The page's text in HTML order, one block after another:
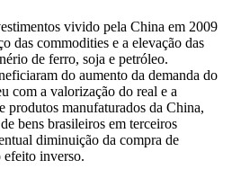
vivido pela China em 2009
das commodities e a elevação das
de ferro, soja e petróleo.
do aumento da demanda do
com a valorização do real e a
produtos manufaturados da China,
bens brasileiros em terceiros
diminuição da compra de
efeito inverso.